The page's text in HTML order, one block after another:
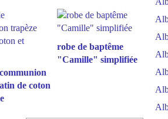
de coton
robe de baptême
"Camille" simplifiée